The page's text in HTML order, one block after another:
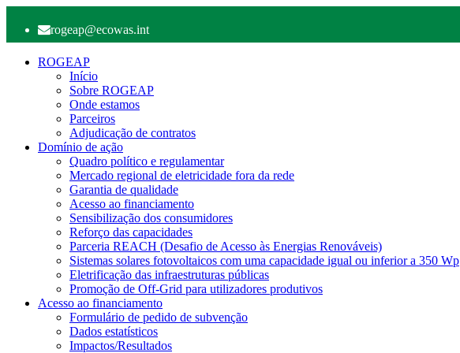
rogeap@ecowas.int
ROGEAP
Início
Sobre ROGEAP
Onde estamos
Parceiros
Adjudicação de contratos
Domínio de ação
Quadro político e regulamentar
Mercado regional de eletricidade fora da rede
Garantia de qualidade
Acesso ao financiamento
Sensibilização dos consumidores
Reforço das capacidades
Parceria REACH (Desafio de Acesso às Energias Renováveis)
Sistemas solares fotovoltaicos com uma capacidade igual ou inferior a 350 Wp
Eletrificação das infraestruturas públicas
Promoção de Off-Grid para utilizadores produtivos
Acesso ao financiamento
Formulário de pedido de subvenção
Dados estatísticos
Impactos/Resultados